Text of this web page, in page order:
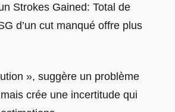
Strokes Gained: Total de
d’un cut manqué offre plus
», suggère un problème
crée une incertitude qui